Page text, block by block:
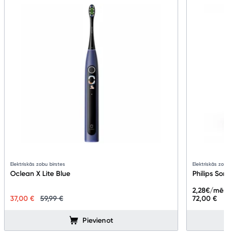
Elektriskās zobu birstes
Oclean X Lite Blue
37,00 € 59,99 €
Pievienot
Elektriskās
Philips
72,00 €
2,28€/